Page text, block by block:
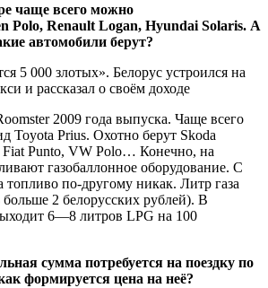
чаще всего можно
Polo, Renault Logan, Hyundai Solaris. А
автомобили берут?
2009 года выпуска. Чаще всего
Toyota Prius. Охотно берут Skoda
Fiat Punto, VW Polo… Конечно, на
газобаллонное оборудование. С
по-другому никак. Литр газа
больше 2 белорусских рублей). В
6—8 литров LPG на 100
сумма потребуется на поездку по
формируется цена на неё?